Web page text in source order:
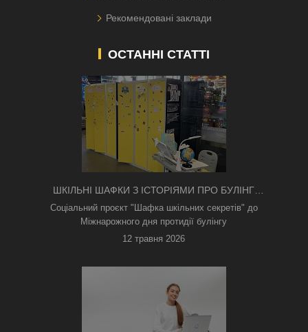
Рекомендовані заклади
ОСТАННІ СТАТТІ
ШКІЛЬНІ ШАФКИ З ІСТОРІЯМИ ПРО БУЛІНГ
З'ЯВИЛИСЯ В КИЄВІ
Соціальний проєкт "Шафка шкільних секретів" до
Міжнарожного дня протидії булінгу
12 травня 2026